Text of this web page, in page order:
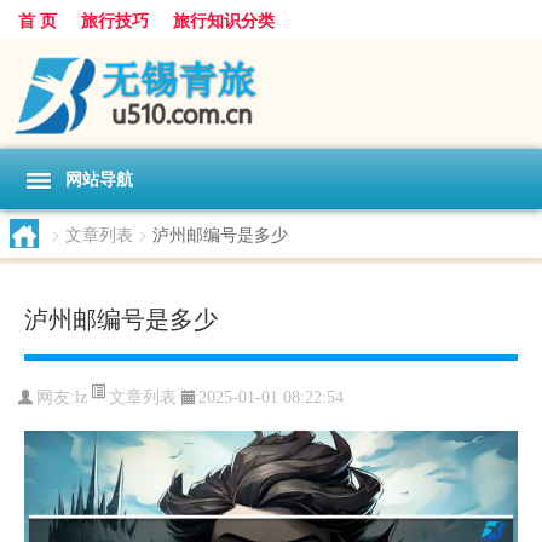
首 页 旅行技巧 旅行知识分类
网站导航
> 文章列表 > 泸州邮编号是多少
泸州邮编号是多少
网友: lz 文章列表 2025-01-01 08:22:54